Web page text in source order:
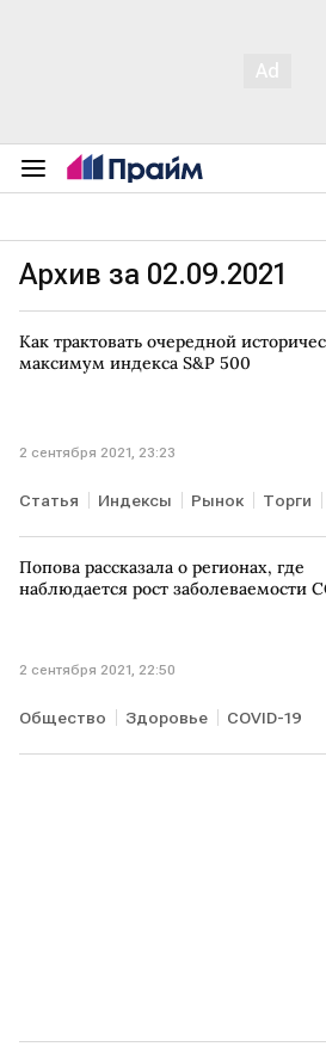
Архив за 02.09.2021
Как трактовать очередной
максимум индекса S&P 500
2 сентября 2021, 23:23
Статья Индексы Рынок Торги
США
Попова рассказала о регионах, где
наблюдается рост заболеваемости
2 сентября 2021, 22:50
Общество Здоровье COVID-19
коронавирус РОССИЯ